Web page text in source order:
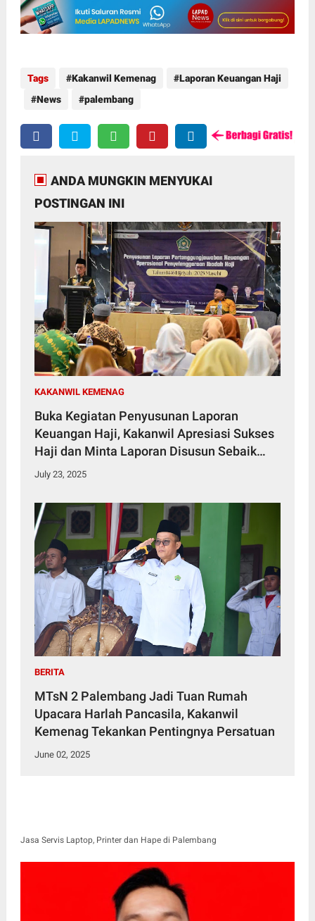
Tags Kakanwil Kemenag
Laporan Keuangan Haji
News
palembang
ANDA MUNGKIN MENYUKAI
POSTINGAN INI
KAKANWIL KEMENAG
Buka Kegiatan Penyusunan Laporan
Keuangan Haji, Kakanwil Apresiasi Sukses
Haji dan Minta Laporan Disusun Sebaik
Mungkin
July 23, 2025
BERITA
MTsN 2 Palembang Jadi Tuan Rumah
Upacara Harlah Pancasila, Kakanwil
Kemenag Tekankan Pentingnya Persatuan
June 02, 2025
Jasa Servis Laptop, Printer dan Hape di Palembang